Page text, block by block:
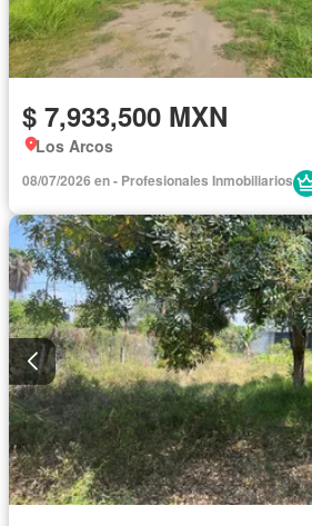
$ 7,933,500 MXN
Los Arcos
08/07/2026 en - Profesionales Inmobiliarios